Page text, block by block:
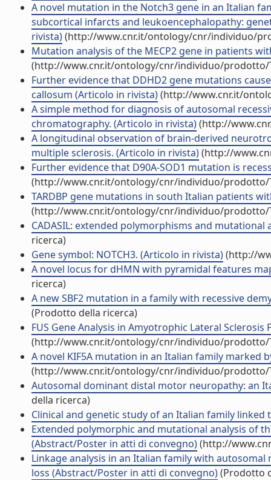
A novel mutation in the Notch3 gene in an Italian
subcortical infarcts and leukoencephalopathy:
rivista)(http://www.cnr.it/ontology/cnr/individuo/
Mutation analysis of the MECP2 gene in patients
(http://www.cnr.it/ontology/cnr/individuo/prodotto/
Further evidence that DDHD2 gene mutations
callosum (Articolo in rivista)(http://www.cnr.it/
A simple method for diagnosis of autosomal
chromatography. (Articolo in rivista)(http://
A longitudinal observation of brain-derived
multiple sclerosis. (Articolo in rivista)(http://
Further evidence that D90A-SOD1 mutation is
(http://www.cnr.it/ontology/cnr/individuo/prodotto/
TARDBP gene mutations in south Italian patients
(http://www.cnr.it/ontology/cnr/individuo/prodotto/
CADASIL: extended polymorphisms and
ricerca)
Gene symbol: NOTCH3. (Articolo in rivista)(http://
A novel locus for dHMN with pyramidal features
ricerca)
A new SBF2 mutation in a family with recessive
(Prodotto della ricerca)
FUS Gene Analysis in Amyotrophic Lateral
(http://www.cnr.it/ontology/cnr/individuo/prodotto/
A novel KIF5A mutation in an Italian family marked
(http://www.cnr.it/ontology/cnr/individuo/prodotto/
Autosomal dominant distal motor neuropathy: an
della ricerca)
Clinical and genetic study of an Italian family linked
Extended polymorphic and mutational analysis of
(Abstract/Poster in atti di convegno)(http://
Linkage analysis in an Italian family with
loss (Abstract/Poster in atti di convegno)(Prodotto